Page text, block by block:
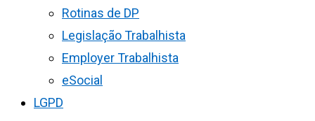
Rotinas de DP
Legislação Trabalhista
Employer Trabalhista
eSocial
LGPD